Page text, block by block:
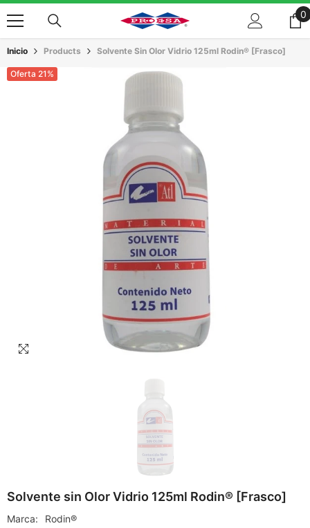
Saltar Al Contenido
0
0
Inicio Products Solvente Sin Olor Vidrio 125ml Rodin® [Frasco]
Oferta 21%
Solvente sin Olor Vidrio 125ml Rodin® [Frasco]
Marca:
Rodin®